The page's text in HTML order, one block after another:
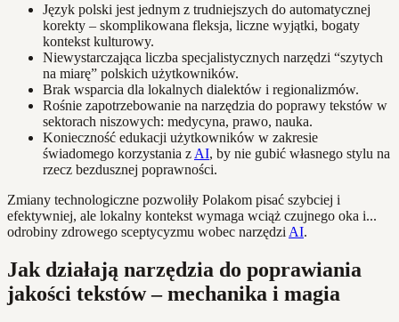
Język polski jest jednym z trudniejszych do automatycznej
korekty – skomplikowana fleksja, liczne wyjątki, bogaty
kontekst kulturowy.
Niewystarczająca liczba specjalistycznych narzędzi “szytych
na miarę” polskich użytkowników.
Brak wsparcia dla lokalnych dialektów i regionalizmów.
Rośnie zapotrzebowanie na narzędzia do poprawy tekstów w
sektorach niszowych: medycyna, prawo, nauka.
Konieczność edukacji użytkowników w zakresie
świadomego korzystania z AI, by nie gubić własnego stylu na
rzecz bezdusznej poprawności.
Zmiany technologiczne pozwoliły Polakom pisać szybciej i
efektywniej, ale lokalny kontekst wymaga wciąż czujnego oka i...
odrobiny zdrowego sceptycyzmu wobec narzędzi AI.
Jak działają narzędzia do poprawiania
jakości tekstów – mechanika i magia